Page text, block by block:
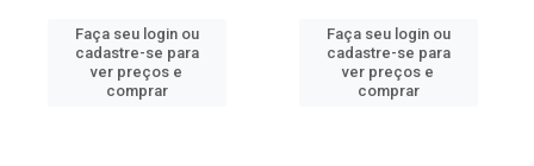
Faça seu login ou
cadastre-se para
ver preços e
comprar
Faça seu login ou
cadastre-se para
ver preços e
comprar